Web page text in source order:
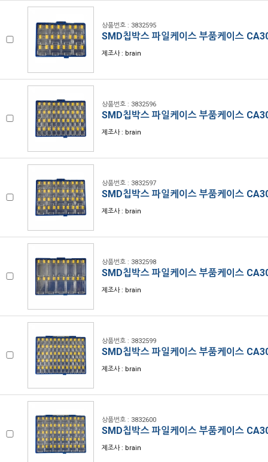
상품번호 : 3832595
SMD칩박스 파일케이스 부품케이스
제조사 : brain
상품번호 : 3832596
SMD칩박스 파일케이스 부품케이스
제조사 : brain
상품번호 : 3832597
SMD칩박스 파일케이스 부품케이스
제조사 : brain
상품번호 : 3832598
SMD칩박스 파일케이스 부품케이스
제조사 : brain
상품번호 : 3832599
SMD칩박스 파일케이스 부품케이스
제조사 : brain
상품번호 : 3832600
SMD칩박스 파일케이스 부품케이스
제조사 : brain